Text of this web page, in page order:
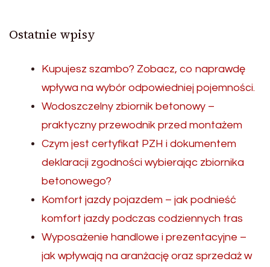
Ostatnie wpisy
Kupujesz szambo? Zobacz, co naprawdę
wpływa na wybór odpowiedniej pojemności.
Wodoszczelny zbiornik betonowy –
praktyczny przewodnik przed montażem
Czym jest certyfikat PZH i dokumentem
deklaracji zgodności wybierając zbiornika
betonowego?
Komfort jazdy pojazdem – jak podnieść
komfort jazdy podczas codziennych tras
Wyposażenie handlowe i prezentacyjne –
jak wpływają na aranżację oraz sprzedaż w